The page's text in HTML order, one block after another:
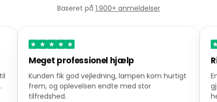
Baseret på 1.900+ anmeldelser
★ ★ ★ ★
Rigtig god service
En ordre blev leveret lynhurtigt, og servicen
gjorde et stærkt indtryk. En varm anbefaling
herfra.